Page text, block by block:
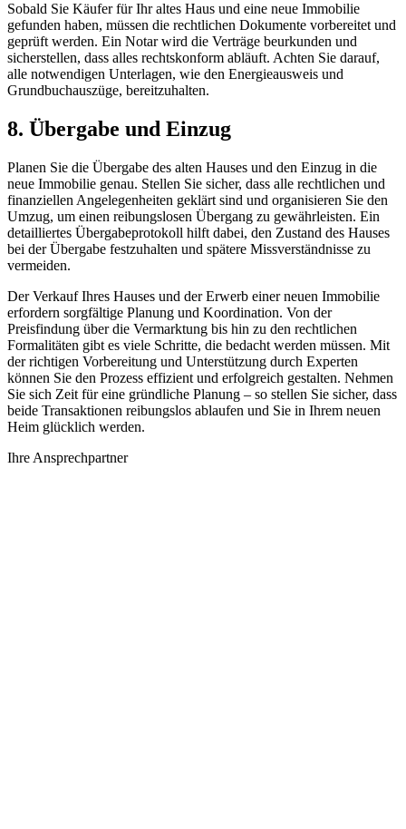
Sobald Sie Käufer für Ihr altes Haus und eine neue Immobilie
gefunden haben, müssen die rechtlichen Dokumente vorbereitet und
geprüft werden. Ein Notar wird die Verträge beurkunden und
sicherstellen, dass alles rechtskonform abläuft. Achten Sie darauf,
alle notwendigen Unterlagen, wie den Energieausweis und
Grundbuchauszüge, bereitzuhalten.
8. Übergabe und Einzug
Planen Sie die Übergabe des alten Hauses und den Einzug in die
neue Immobilie genau. Stellen Sie sicher, dass alle rechtlichen und
finanziellen Angelegenheiten geklärt sind und organisieren Sie den
Umzug, um einen reibungslosen Übergang zu gewährleisten. Ein
detailliertes Übergabeprotokoll hilft dabei, den Zustand des Hauses
bei der Übergabe festzuhalten und spätere Missverständnisse zu
vermeiden.
Der Verkauf Ihres Hauses und der Erwerb einer neuen Immobilie
erfordern sorgfältige Planung und Koordination. Von der
Preisfindung über die Vermarktung bis hin zu den rechtlichen
Formalitäten gibt es viele Schritte, die bedacht werden müssen. Mit
der richtigen Vorbereitung und Unterstützung durch Experten
können Sie den Prozess effizient und erfolgreich gestalten. Nehmen
Sie sich Zeit für eine gründliche Planung – so stellen Sie sicher, dass
beide Transaktionen reibungslos ablaufen und Sie in Ihrem neuen
Heim glücklich werden.
Ihre Ansprechpartner